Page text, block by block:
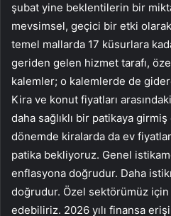
şubat yine beklentilerin bir
mevsimsel, geçici bir etki
temel mallarda 17 küsurlara
geriden gelen hizmet tarafı,
kalemler; o kalemlerde de
Kira ve konut fiyatları
daha sağlıklı bir patikaya
dönemde kiralarda da ev
patika bekliyoruz. Genel
enflasyona doğrudur. Daha
doğrudur. Özel sektörümüz için
edebiliriz. 2026 yılı finansa